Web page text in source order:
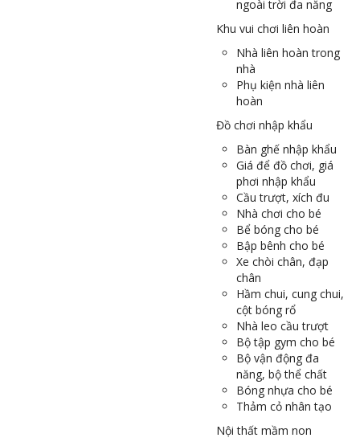
ngoài trời đa năng
Khu vui chơi liên hoàn
Nhà liên hoàn trong
nhà
Phụ kiện nhà liên
hoàn
Đồ chơi nhập khẩu
Bàn ghế nhập khẩu
Giá để đồ chơi, giá
phơi nhập khẩu
Cầu trượt, xích đu
Nhà chơi cho bé
Bể bóng cho bé
Bập bênh cho bé
Xe chòi chân, đạp
chân
Hầm chui, cung chui,
cột bóng rổ
Nhà leo cầu trượt
Bộ tập gym cho bé
Bộ vận động đa
năng, bộ thể chất
Bóng nhựa cho bé
Thảm cỏ nhân tạo
Nội thất mầm non